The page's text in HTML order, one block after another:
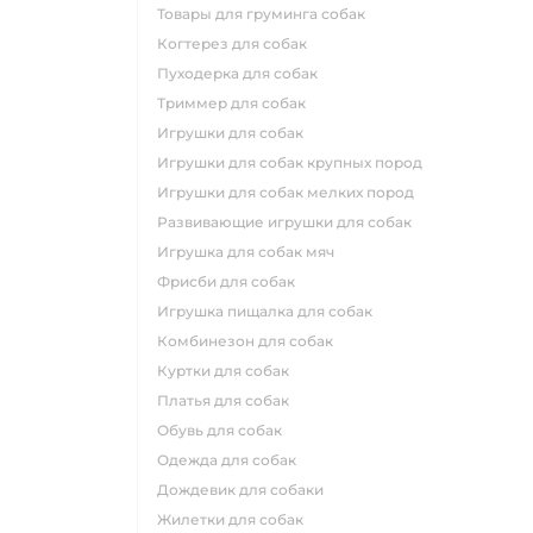
товары для груминга собак
когтерез для собак
пуходерка для собак
триммер для собак
игрушки для собак
игрушки для собак крупных пород
игрушки для собак мелких пород
развивающие игрушки для собак
игрушка для собак мяч
фрисби для собак
игрушка пищалка для собак
комбинезон для собак
куртки для собак
платья для собак
обувь для собак
одежда для собак
дождевик для собаки
жилетки для собак